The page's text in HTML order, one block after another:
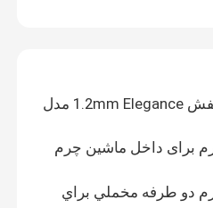
پوست مایکروفیبر برای کفش 1.2mm Elegance مدل
برای داخل ماشین چرم
دو طرفه مخملي براي